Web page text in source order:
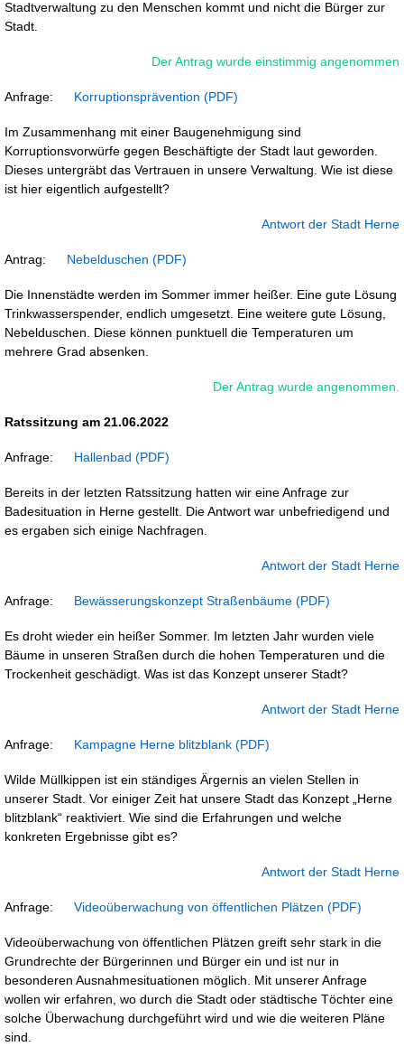
Stadtverwaltung zu den Menschen kommt und nicht die Bürger zur
Stadt.
Der Antrag wurde einstimmig angenommen
Anfrage: Korruptionsprävention
Im Zusammenhang mit einer Baugenehmigung sind
Korruptionsvorwürfe gegen Beschäftigte der Stadt laut geworden.
Dieses untergräbt das Vertrauen in unsere Verwaltung. Wie ist diese
ist hier eigentlich aufgestellt?
Antwort der Stadt Herne
Antrag: Nebelduschen
Die Innenstädte werden im Sommer immer heißer. Eine gute Lösung
Trinkwasserspender, endlich umgesetzt. Eine weitere gute Lösung,
Nebelduschen. Diese können punktuell die Temperaturen um
mehrere Grad absenken.
Der Antrag wurde angenommen.
Ratssitzung am 21.06.2022
Anfrage: Hallenbad
Bereits in der letzten Ratssitzung hatten wir eine Anfrage zur
Badesituation in Herne gestellt. Die Antwort war unbefriedigend und
es ergaben sich einige Nachfragen.
Antwort der Stadt Herne
Anfrage: Bewässerungskonzept Straßenbäume
Es droht wieder ein heißer Sommer. Im letzten Jahr wurden viele
Bäume in unseren Straßen durch die hohen Temperaturen und die
Trockenheit geschädigt. Was ist das Konzept unserer Stadt?
Antwort der Stadt Herne
Anfrage: Kampagne Herne blitzblank
Wilde Müllkippen ist ein ständiges Ärgernis an vielen Stellen in
unserer Stadt. Vor einiger Zeit hat unsere Stadt das Konzept „Herne
blitzblank“ reaktiviert. Wie sind die Erfahrungen und welche
konkreten Ergebnisse gibt es?
Antwort der Stadt Herne
Anfrage: Videoüberwachung von öffentlichen Plätzen
Videoüberwachung von öffentlichen Plätzen greift sehr stark in die
Grundrechte der Bürgerinnen und Bürger ein und ist nur in
besonderen Ausnahmesituationen möglich. Mit unserer Anfrage
wollen wir erfahren, wo durch die Stadt oder städtische Töchter eine
solche Überwachung durchgeführt wird und wie die weiteren Pläne
sind.